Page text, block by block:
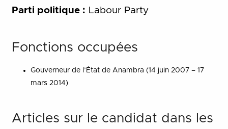
Parti politique : Labour Party
Fonctions occupées
Gouverneur de l’État de Anambra (14 juin 2007 – 17
mars 2014)
Articles sur le candidat dans les